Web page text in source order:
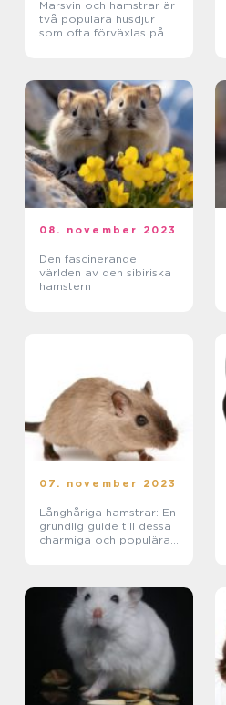
Marsvin och hamstrar är
två populära husdjur
som ofta förväxlas på
08. november 2023
Den fascinerande
världen av den sibiriska
hamstern
07. november 2023
Långhåriga hamstrar: En
grundlig guide till dessa
charmiga och populära